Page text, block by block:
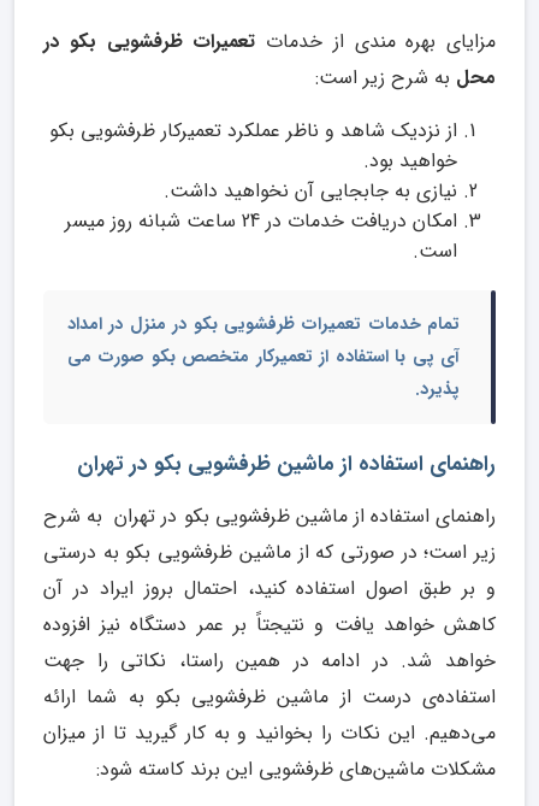
مزایای بهره مندی از خدمات تعمیرات ظرفشویی بکو در
محل به شرح زیر است:
از نزدیک شاهد و ناظر عملکرد تعمیرکار ظرفشویی بکو
خواهید بود.
نیازی به جابجایی آن نخواهید داشت.
امکان دریافت خدمات در 24 ساعت شبانه روز میسر
است.
تمام خدمات تعمیرات ظرفشویی بکو در منزل در امداد
آی پی با استفاده از تعمیرکار متخصص بکو صورت می
پذیرد.
راهنمای استفاده از ماشین ظرفشویی بکو در تهران
راهنمای استفاده از ماشین ظرفشویی بکو در تهران به شرح
زیر است؛ در صورتی که از ماشین ظرفشویی بکو به درستی
و بر طبق اصول استفاده کنید، احتمال بروز ایراد در آن
کاهش خواهد یافت و نتیجتاً بر عمر دستگاه نیز افزوده
خواهد شد. در ادامه در همین راستا، نکاتی را جهت
استفاده‌ی درست از ماشین ظرفشویی بکو به شما ارائه
می‌دهیم. این نکات را بخوانید و به کار گیرید تا از میزان
مشکلات ماشین‌های ظرفشویی این برند کاسته شود: